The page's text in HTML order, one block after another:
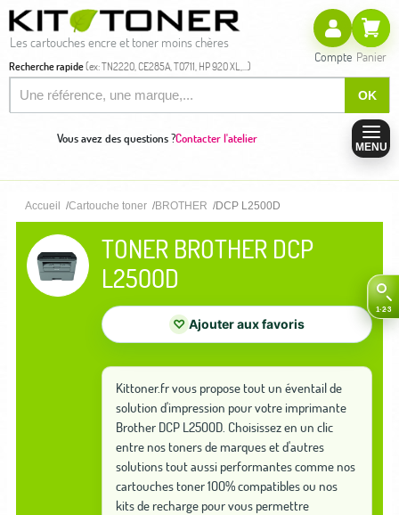
Les cartouches encre et toner moins chères
Recherche rapide(ex: TN2220, CE285A, T0711, HP 920 XL,...)
OK
Compte Panier
Vous avez des questions ?Contacter l'atelier
MENU
Accueil Cartouche toner BROTHER DCP L2500D
TONER BROTHER DCP
L2500D
♡ Ajouter aux favoris
Kittoner.fr vous propose tout un éventail de
solution d'impression pour votre imprimante
Brother DCP L2500D. Choisissez en un clic
entre nos toners de marques et d'autres
solutions tout aussi performantes comme nos
cartouches toner 100% compatibles ou nos
kits de recharge pour vous permettre